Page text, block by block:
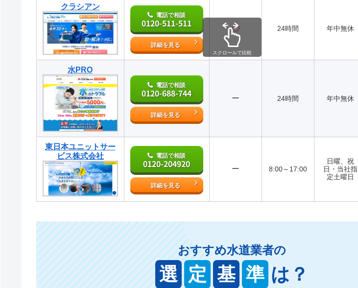
クラシアン
電話で相談
0120-511-511
詳細を見る
〇 24時間 年中無休
水PRO
電話で相談
0120-688-744
詳細を見る
ー 24時間 年中無休
東日本ユニットサー
ビス株式会社
電話で相談
0120-204920
詳細を見る
ー 8:00～17:00
日曜、祝
日・当社指
定土曜日
スクロールで比較
おすすめ水道業者の
選 定 基 準 は？